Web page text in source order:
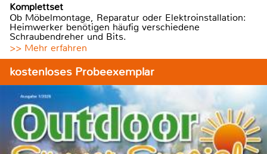
Komplettset
Ob Möbelmontage, Reparatur oder Elektroinstallation:
Heimwerker benötigen häufig verschiedene
Schraubendreher und Bits.
>> Mehr erfahren
kostenloses Probeexemplar